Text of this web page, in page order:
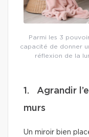
Parmi les 3
capacité de donner
réflexion de la
1. Agrandir
murs
Un miroir bien